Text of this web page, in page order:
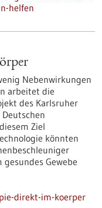
helfen
Nebenwirkungen
arbeitet die
des Karlsruher
Ziel
könnten
Gewebe
direkt-im-koerper